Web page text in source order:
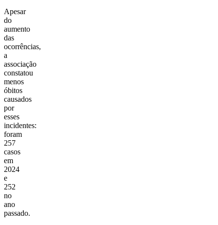
Apesar
do
aumento
das
ocorrências,
a
associação
constatou
menos
óbitos
causados
por
esses
incidentes:
foram
257
casos
em
2024
e
252
no
ano
passado.